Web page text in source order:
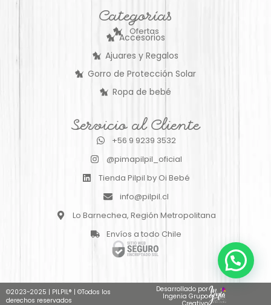
Categorías
Ofertas
Accesorios
Ajuares y Regalos
Gorro de Protección Solar
Ropa de bebé
Servicio al Cliente
+56 9 9239 3532
@pimapilpil_oficial
Tienda Pilpil by Oi Bebé
info@pilpil.cl
Lo Barnechea, Región Metropolitana
Envíos a todo Chile
©2023~2025 | PILPIL® | ©Todos los
derechos reservados
Desarrollado por
Ingenia Grupo